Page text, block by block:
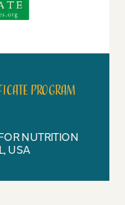
program
NUTRITION
USA